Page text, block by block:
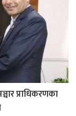
प्राधिकरणका